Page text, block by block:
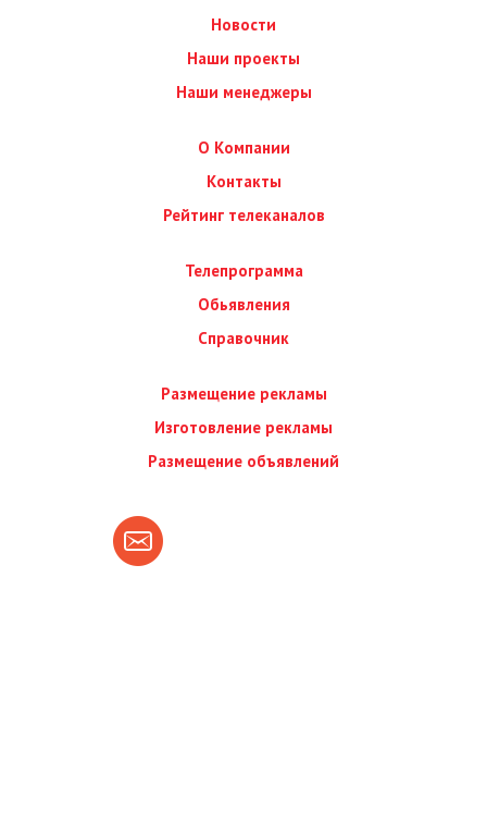
Новости
Наши проекты
Наши менеджеры
О Компании
Контакты
Рейтинг телеканалов
Телепрограмма
Обьявления
Справочник
Размещение рекламы
Изготовление рекламы
Размещение объявлений